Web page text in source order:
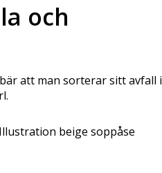
och
att man sorterar sitt avfall i